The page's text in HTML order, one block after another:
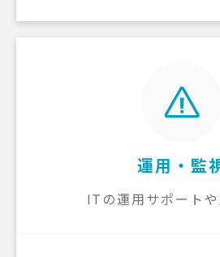
運用・監
ITの運用サポート